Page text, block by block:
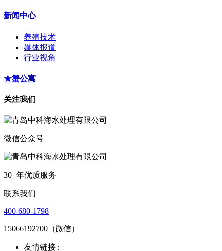
新闻中心
养殖技术
媒体报道
行业视角
★蟹公寓
关注我们
微信公众号
30+年优质服务
联系我们
400-680-1798
15066192700（微信）
友情链接 :